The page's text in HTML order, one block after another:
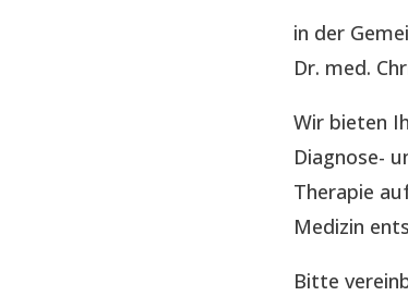
in der
Dr. med.
Wir bieten
Diagnose-
Therapie
Medizin
Bitte